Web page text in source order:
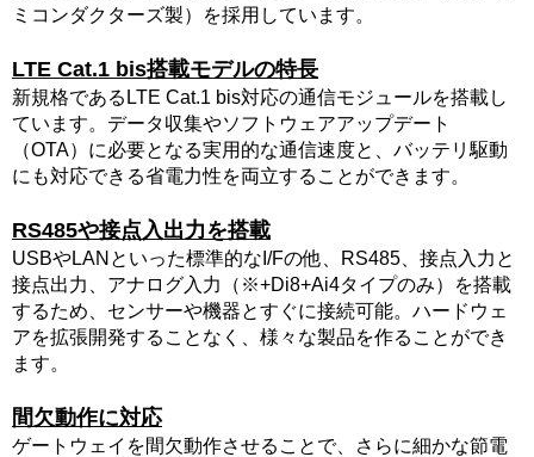
ミコンダクターズ製）を採用しています。
LTE Cat.1 bis搭載モデルの特長
新規格であるLTE Cat.1 bis対応の通信モジュールを搭載し
ています。データ収集やソフトウェアアップデート
（OTA）に必要となる実用的な通信速度と、バッテリ駆動
にも対応できる省電力性を両立することができます。
RS485や接点入出力を搭載
USBやLANといった標準的なI/Fの他、RS485、接点入力と
接点出力、アナログ入力（※+Di8+Ai4タイプのみ）を搭載
するため、センサーや機器とすぐに接続可能。ハードウェ
アを拡張開発することなく、様々な製品を作ることができ
ます。
間欠動作に対応
ゲートウェイを間欠動作させることで、さらに細かな節電